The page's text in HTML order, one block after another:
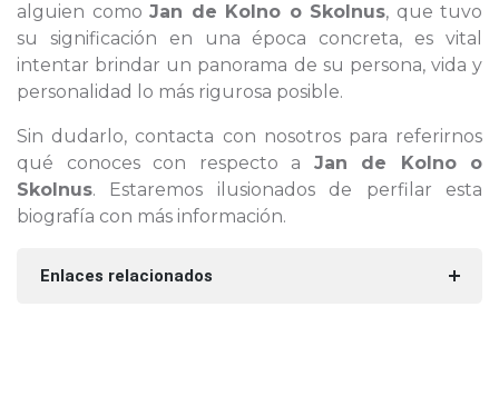
alguien como Jan de Kolno o Skolnus, que tuvo
su significación en una época concreta, es vital
intentar brindar un panorama de su persona, vida y
personalidad lo más rigurosa posible.
Sin dudarlo, contacta con nosotros para referirnos
qué conoces con respecto a Jan de Kolno o
Skolnus. Estaremos ilusionados de perfilar esta
biografía con más información.
Enlaces relacionados